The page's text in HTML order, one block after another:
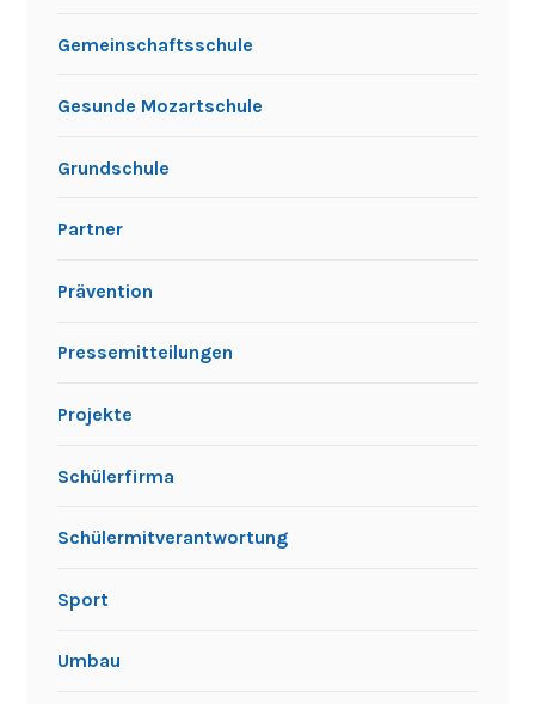
Gemeinschaftsschule
Gesunde Mozartschule
Grundschule
Partner
Prävention
Pressemitteilungen
Projekte
Schülerfirma
Schülermitverantwortung
Sport
Umbau